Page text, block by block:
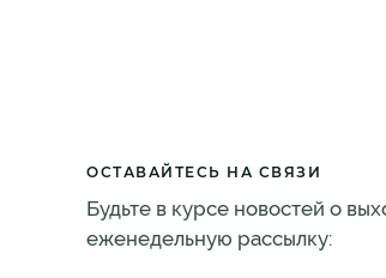
ОСТАВАЙТЕСЬ НА СВЯЗИ
Будьте в курсе новостей о
еженедельную рассылку: